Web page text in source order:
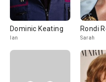
Dominic Keating
Ian
Rondi
Sarah